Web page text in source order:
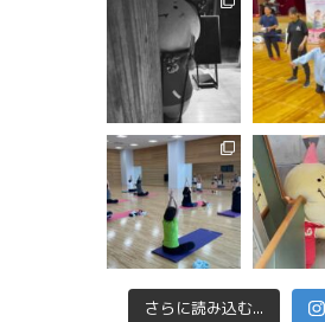
さらに読み込む...